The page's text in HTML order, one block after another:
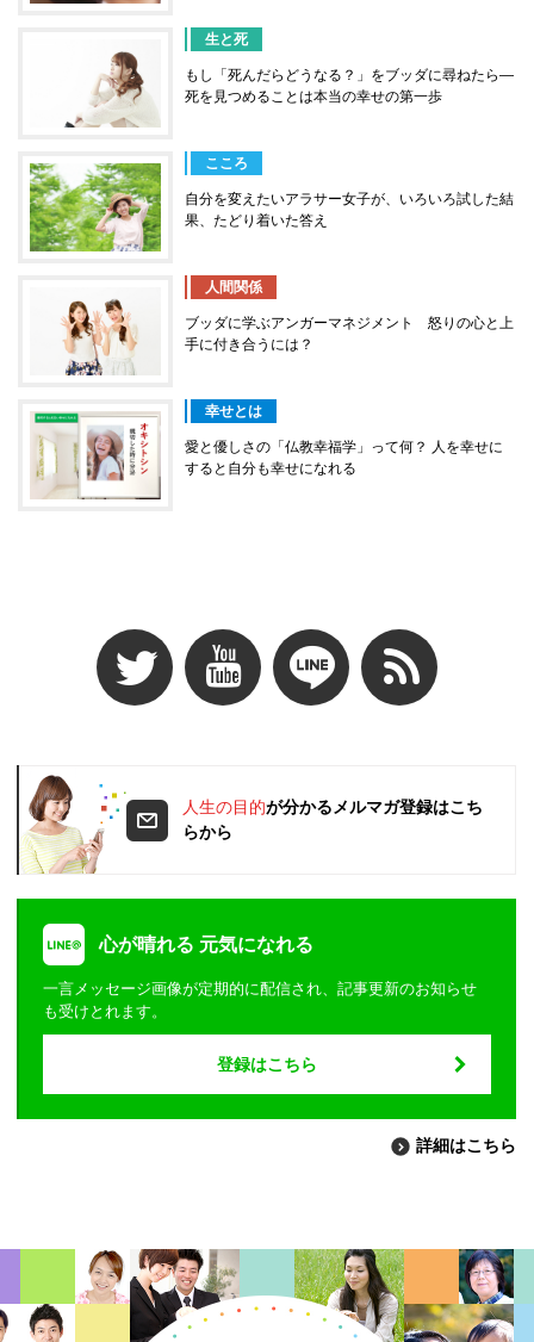
生と死
もし「死んだらどうなる？」をブッダに尋ねたら―
死を見つめることは本当の幸せの第一歩
こころ
自分を変えたいアラサー女子が、いろいろ試した結
果、たどり着いた答え
人間関係
ブッダに学ぶアンガーマネジメント 怒りの心と上
手に付き合うには？
幸せとは
愛と優しさの「仏教幸福学」って何？ 人を幸せに
すると自分も幸せになれる
人生の目的が分かるメルマガ登録はこち
らから
心が晴れる 元気になれる
一言メッセージ画像が定期的に配信され、記事更新のお知らせ
も受けとれます。
登録はこちら
詳細はこちら